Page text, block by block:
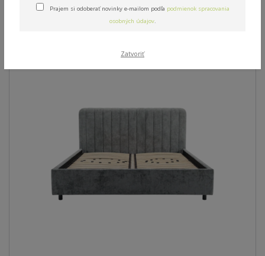
Novinka Akcia
Prajem si odoberať novinky e-mailom podľa podmienok spracovania
osobných údajov.
Zatvoriť